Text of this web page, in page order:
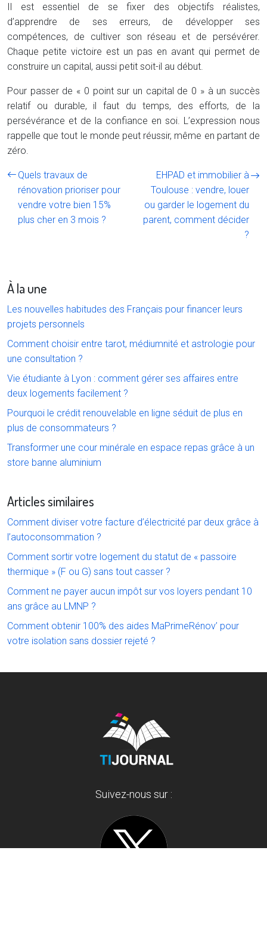
Il est essentiel de se fixer des objectifs réalistes,
d’apprendre de ses erreurs, de développer ses
compétences, de cultiver son réseau et de persévérer.
Chaque petite victoire est un pas en avant qui permet de
construire un capital, aussi petit soit-il au début.
Pour passer de « 0 point sur un capital de 0 » à un succès
relatif ou durable, il faut du temps, des efforts, de la
persévérance et de la confiance en soi. L’expression nous
rappelle que tout le monde peut réussir, même en partant de
zéro.
Quels travaux de
rénovation prioriser pour
vendre votre bien 15%
plus cher en 3 mois ?
EHPAD et immobilier à
Toulouse : vendre, louer
ou garder le logement du
parent, comment décider
?
À la une
Les nouvelles habitudes des Français pour financer leurs
projets personnels
Comment choisir entre tarot, médiumnité et astrologie pour
une consultation ?
Vie étudiante à Lyon : comment gérer ses affaires entre
deux logements facilement ?
Pourquoi le crédit renouvelable en ligne séduit de plus en
plus de consommateurs ?
Transformer une cour minérale en espace repas grâce à un
store banne aluminium
Articles similaires
Comment diviser votre facture d’électricité par deux grâce à
l’autoconsommation ?
Comment sortir votre logement du statut de « passoire
thermique » (F ou G) sans tout casser ?
Comment ne payer aucun impôt sur vos loyers pendant 10
ans grâce au LMNP ?
Comment obtenir 100% des aides MaPrimeRénov’ pour
votre isolation sans dossier rejeté ?
Suivez-nous sur :